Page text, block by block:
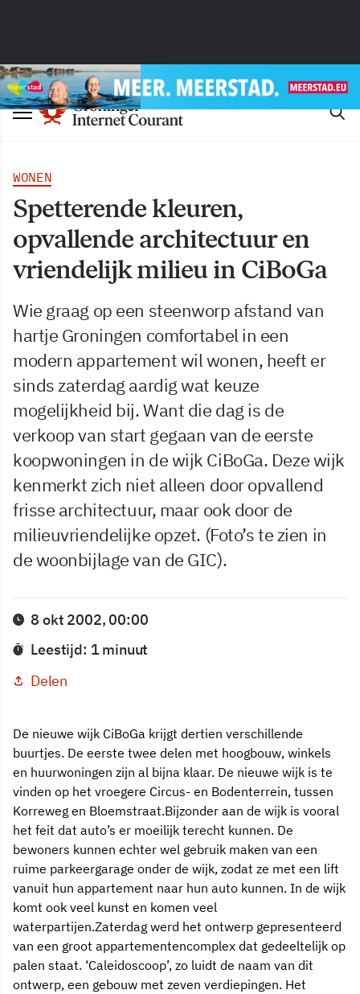
WONEN
Spetterende kleuren,
opvallende architectuur en
vriendelijk milieu in CiBoGa
Wie graag op een steenworp afstand van
hartje Groningen comfortabel in een
modern appartement wil wonen, heeft er
sinds zaterdag aardig wat keuze
mogelijkheid bij. Want die dag is de
verkoop van start gegaan van de eerste
koopwoningen in de wijk CiBoGa. Deze wijk
kenmerkt zich niet alleen door opvallend
frisse architectuur, maar ook door de
milieuvriendelijke opzet. (Foto’s te zien in
de woonbijlage van de GIC).
8 okt 2002, 00:00
Leestijd: 1 minuut
Delen
De nieuwe wijk CiBoGa krijgt dertien verschillende
buurtjes. De eerste twee delen met hoogbouw, winkels
en huurwoningen zijn al bijna klaar. De nieuwe wijk is te
vinden op het vroegere Circus- en Bodenterrein, tussen
Korreweg en Bloemstraat.Bijzonder aan de wijk is vooral
het feit dat auto’s er moeilijk terecht kunnen. De
bewoners kunnen echter wel gebruik maken van een
ruime parkeergarage onder de wijk, zodat ze met een lift
vanuit hun appartement naar hun auto kunnen. In de wijk
komt ook veel kunst en komen veel
waterpartijen.Zaterdag werd het ontwerp gepresenteerd
van een groot appartementencomplex dat gedeeltelijk op
palen staat. ‘Caleidoscoop’, zo luidt de naam van dit
ontwerp, een gebouw met zeven verdiepingen. Het